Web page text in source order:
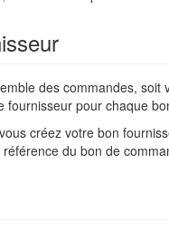
des commandes,
pour chaque
créez votre bon
du bon de